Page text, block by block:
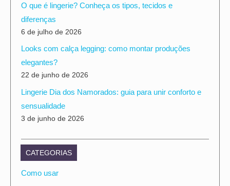
O que é lingerie? Conheça os tipos, tecidos e
diferenças
6 de julho de 2026
Looks com calça legging: como montar produções
elegantes?
22 de junho de 2026
Lingerie Dia dos Namorados: guia para unir conforto e
sensualidade
3 de junho de 2026
CATEGORIAS
Como usar